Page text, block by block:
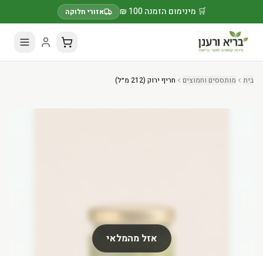
🛒 מינימום הזמנה 100 ₪ אזורי חלוקה
בית מותססים וחמוצים חריף ירוק (212 מ״ל)
אזל מהמלאי